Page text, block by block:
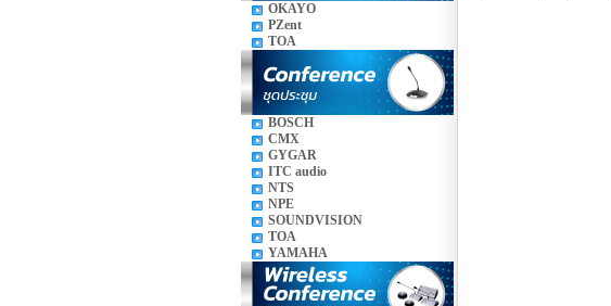
OKAYO
PZent
TOA
BOSCH
CMX
GYGAR
ITC audio
NTS
NPE
SOUNDVISION
TOA
YAMAHA